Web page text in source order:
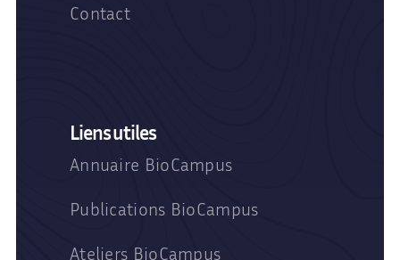
Contact
Liens utiles
Annuaire BioCampus
Publications BioCampus
Ateliers BioCampus